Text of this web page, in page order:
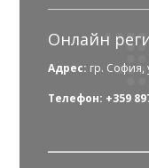
Онлайн
Адрес: гр. София,
Телефон: +359